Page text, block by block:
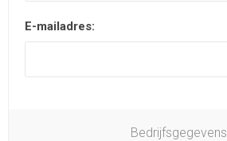
E-mailadres:
Bedrijfsgegevens